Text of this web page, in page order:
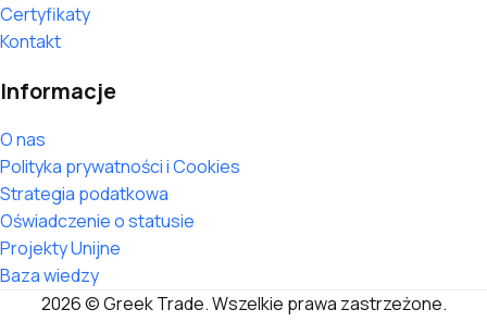
Certyfikaty
Kontakt
Informacje
O nas
Polityka prywatności i Cookies
Strategia podatkowa
Oświadczenie o statusie
Projekty Unijne
Baza wiedzy
2026 © Greek Trade. Wszelkie prawa zastrzeżone.